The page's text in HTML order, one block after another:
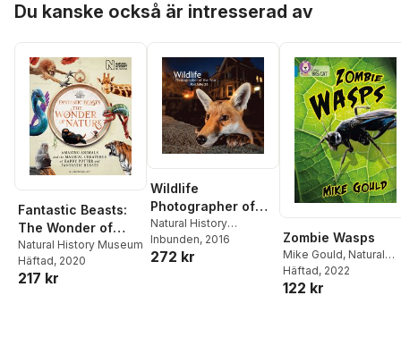
Du kanske också är intresserad av
Fantastic Beasts:
The Wonder of
Nature
Natural History Museum
Häftad, 2020
217 kr
Wildlife
Photographer of
the Year 26
Natural History
Museum,Rosamund
Kidman Cox
Inbunden, 2016
272 kr
Zombie Wasps
Mike Gould, Natural
History Museum
Häftad, 2022
122 kr